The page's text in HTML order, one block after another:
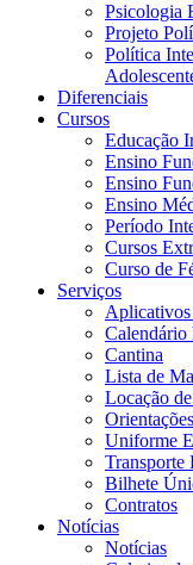
Psicologia
Projeto
Política
Diferenciais
Cursos
Educação
Ensino
Ensino
Ensino
Período
Cursos
Curso de
Serviços
Aplicativos
Calendário
Cantina
Lista de
Locação
Uniforme
Transporte
Bilhete
Contratos
Notícias
Notícias